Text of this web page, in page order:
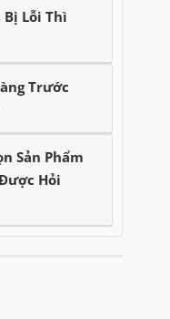
Bị Lỗi Thì
Trước
Sản Phẩm
Hỏi